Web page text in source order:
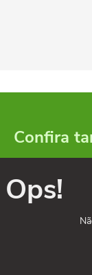
Confira
Ops!